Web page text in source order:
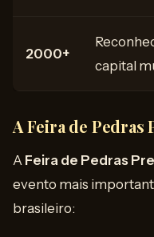
2000+
capital
A Feira de Pedras
A Feira de Pedras
evento mais
brasileiro: